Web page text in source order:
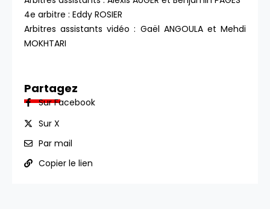
4e arbitre : Eddy ROSIER
Arbitres assistants vidéo : Gaël ANGOULA et Mehdi
MOKHTARI
Partagez
Sur Facebook
Sur X
Par mail
Copier le lien